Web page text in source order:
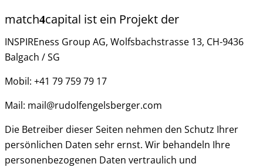
match4capital ist ein Projekt der
INSPIREness Group AG, Wolfsbachstrasse 13, CH-9436
Balgach / SG
Mobil: +41 79 759 79 17
Mail: mail@rudolfengelsberger.com
Die Betreiber dieser Seiten nehmen den Schutz Ihrer
persönlichen Daten sehr ernst. Wir behandeln Ihre
personenbezogenen Daten vertraulich und